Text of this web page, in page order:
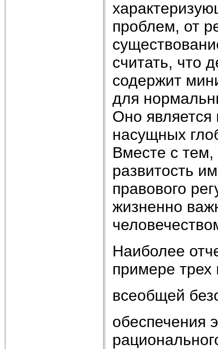
проблем, от
считать, что
содержит
для
Оно
насущных
Вместе с тем,
развитость
правового
жизненно
Наиболее
примере
всеобщей
обеспечения